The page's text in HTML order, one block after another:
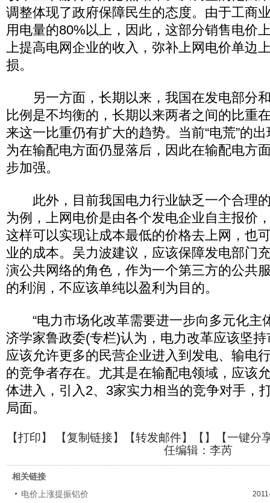
调整体现了政府保障民生的态度。由于工商
用电量的80%以上，因此，这部分销售电价
上提高电网企业的收入，弥补上网电价单边
损。
另一方面，长期以来，我国在发电部分
比例是不均衡的，长期以来两者之间的比重
来这一比重仍有扩大的趋势。当前“电荒”的
为在输配电方面仍显落后，因此在输配电方
步加强。
此外，目前我国电力行业缺乏一个合理
为例，上网电价是由各个发电企业自主报价
这样可以实现让成本最低的价格去上网，也
业的成本。吴力波建议，应该保障发电部门
演公共网络的角色，作为一个第三方的公共
的利润，不应该单纯以盈利为目的。
“电力市场化改革需要进一步向多元化主
济学家鲁政委(专栏)认为，电力改革应该坚
应该允许更多的民营企业进入到发电、输电
的竞争者存在。尤其是在输配电领域，应该
体进入，引入2、3家实力相当的竞争对手，
局面。
【打印】 【复制链接】【转发邮件】【 】
【一键分
任编辑：李芮
相关链接
电价上涨提振铝价